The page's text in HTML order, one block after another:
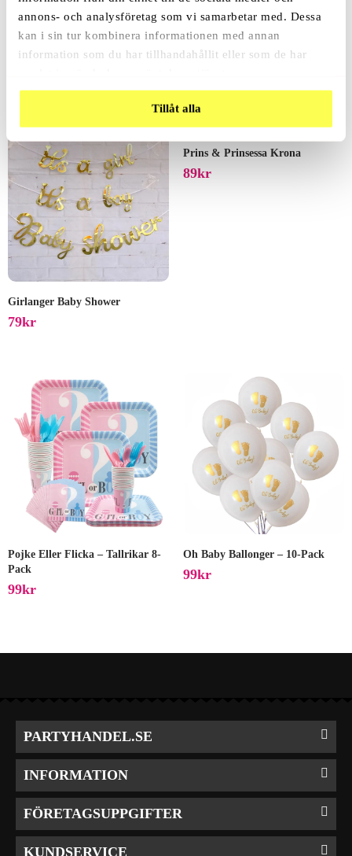
annons- och analysföretag som vi samarbetar med. Dessa
kan i sin tur kombinera informationen med annan
information som du har tillhandahållit eller som de har
Tillåt alla
Girlanger Baby Shower
79Kr
Prins & Prinsessa Krona
89Kr
Pojke Eller Flicka – Tallrikar 8-
Pack
99Kr
Oh Baby Ballonger – 10-Pack
99Kr
PARTYHANDEL.SE
INFORMATION
FÖRETAGSUPPGIFTER
KUNDSERVICE